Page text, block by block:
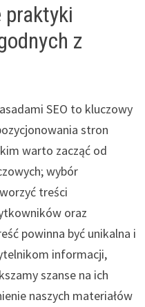
praktyki
z
SEO to kluczowy
stron
warto zacząć od
wybór
treści
oraz
powinna być unikalna i
informacji,
szanse na ich
naszych materiałów